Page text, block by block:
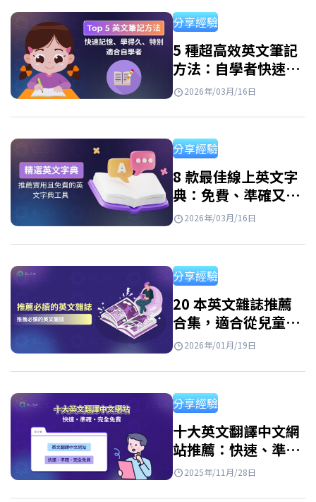
分享經驗
5 種超高效英文筆記
方法：自學者快速記
憶必備、學習效率翻
2026年/03月/16日
分享經驗
8 款最佳線上英文字
典：免費、準確又好
用2026年/03月/16日
分享經驗
20 本英文雜誌推薦
合集，適合從兒童到
成人的所有程度讀者
2026年/01月/19日
分享經驗
十大英文翻譯中文網
站推薦：快速、準確
且免費
2025年/11月/28日